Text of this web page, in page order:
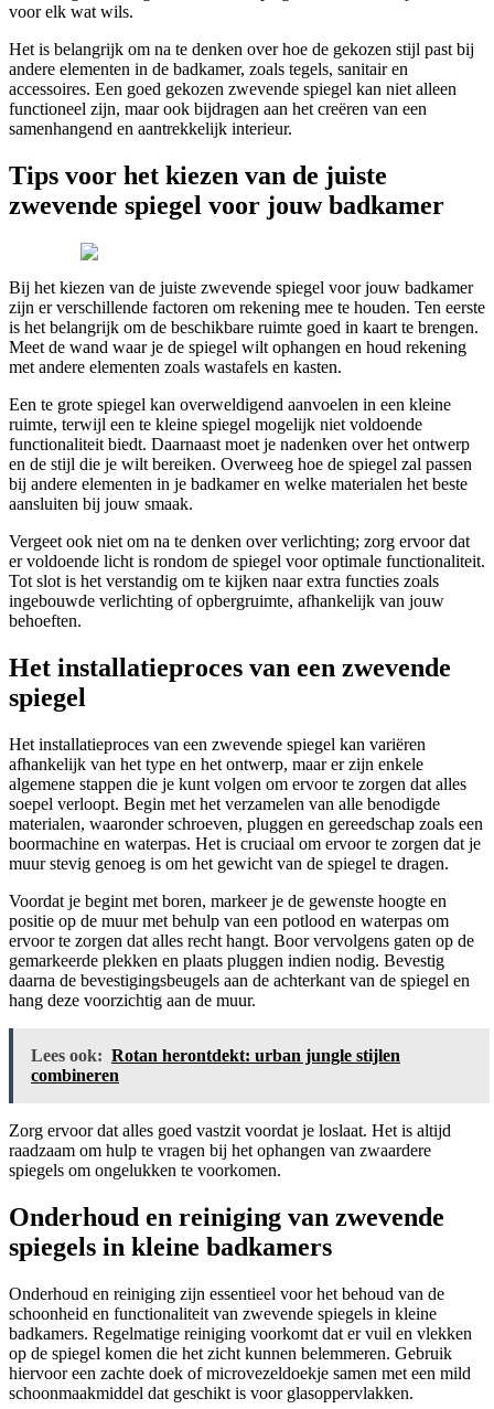
voor elk wat wils.
Het is belangrijk om na te denken over hoe de gekozen stijl past bij
andere elementen in de badkamer, zoals tegels, sanitair en
accessoires. Een goed gekozen zwevende spiegel kan niet alleen
functioneel zijn, maar ook bijdragen aan het creëren van een
samenhangend en aantrekkelijk interieur.
Tips voor het kiezen van de juiste
zwevende spiegel voor jouw badkamer
Bij het kiezen van de juiste zwevende spiegel voor jouw badkamer
zijn er verschillende factoren om rekening mee te houden. Ten eerste
is het belangrijk om de beschikbare ruimte goed in kaart te brengen.
Meet de wand waar je de spiegel wilt ophangen en houd rekening
met andere elementen zoals wastafels en kasten.
Een te grote spiegel kan overweldigend aanvoelen in een kleine
ruimte, terwijl een te kleine spiegel mogelijk niet voldoende
functionaliteit biedt. Daarnaast moet je nadenken over het ontwerp
en de stijl die je wilt bereiken. Overweeg hoe de spiegel zal passen
bij andere elementen in je badkamer en welke materialen het beste
aansluiten bij jouw smaak.
Vergeet ook niet om na te denken over verlichting; zorg ervoor dat
er voldoende licht is rondom de spiegel voor optimale functionaliteit.
Tot slot is het verstandig om te kijken naar extra functies zoals
ingebouwde verlichting of opbergruimte, afhankelijk van jouw
behoeften.
Het installatieproces van een zwevende
spiegel
Het installatieproces van een zwevende spiegel kan variëren
afhankelijk van het type en het ontwerp, maar er zijn enkele
algemene stappen die je kunt volgen om ervoor te zorgen dat alles
soepel verloopt. Begin met het verzamelen van alle benodigde
materialen, waaronder schroeven, pluggen en gereedschap zoals een
boormachine en waterpas. Het is cruciaal om ervoor te zorgen dat je
muur stevig genoeg is om het gewicht van de spiegel te dragen.
Voordat je begint met boren, markeer je de gewenste hoogte en
positie op de muur met behulp van een potlood en waterpas om
ervoor te zorgen dat alles recht hangt. Boor vervolgens gaten op de
gemarkeerde plekken en plaats pluggen indien nodig. Bevestig
daarna de bevestigingsbeugels aan de achterkant van de spiegel en
hang deze voorzichtig aan de muur.
Lees ook: Rotan herontdekt: urban jungle stijlen
combineren
Zorg ervoor dat alles goed vastzit voordat je loslaat. Het is altijd
raadzaam om hulp te vragen bij het ophangen van zwaardere
spiegels om ongelukken te voorkomen.
Onderhoud en reiniging van zwevende
spiegels in kleine badkamers
Onderhoud en reiniging zijn essentieel voor het behoud van de
schoonheid en functionaliteit van zwevende spiegels in kleine
badkamers. Regelmatige reiniging voorkomt dat er vuil en vlekken
op de spiegel komen die het zicht kunnen belemmeren. Gebruik
hiervoor een zachte doek of microvezeldoekje samen met een mild
schoonmaakmiddel dat geschikt is voor glasoppervlakken.